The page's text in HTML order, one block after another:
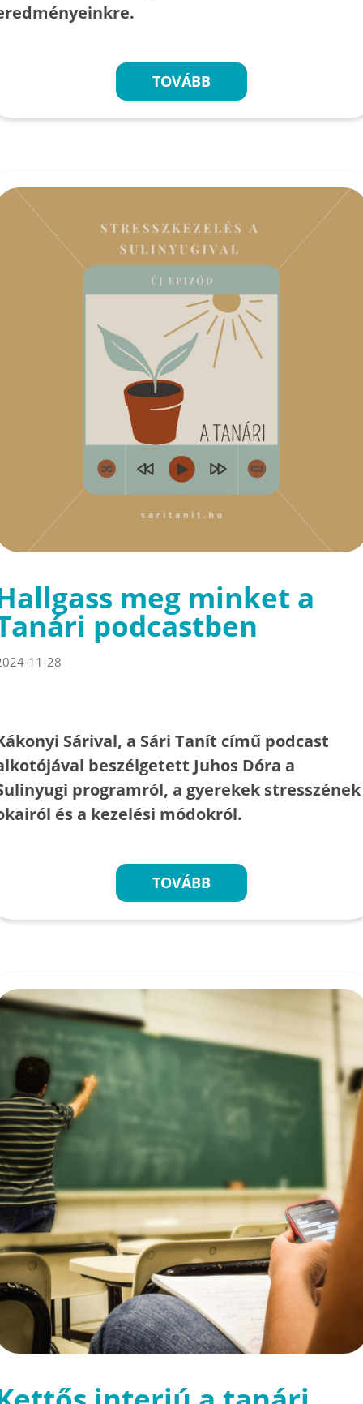
TOVÁBB
meg minket a
podcastben
11-28
Sárival, a Sári Tanít című podcast
beszélgetett Juhos Dóra a
programról, a gyerekek stresszének
és a kezelési módokról.
TOVÁBB